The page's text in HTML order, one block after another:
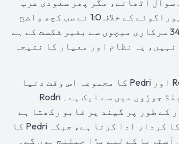
کے خلاف 4:0 اور یوراگوئے کے خلاف 1:0 نے سب کچھ واضح
کر دیا۔ اسپین 34 سرکاری میچوں سے بغیر شکست کے ہے
یہ نظام اور معیار کا نتیجہ
مڈفیلڈ میں Rodri اور Pedri کا مجموعہ اس وقت دنیا
کے بہترین مڈفیلڈ جوڑوں میں سے ایک ہے۔ Rodri
کے طور پر گیند پر قابو رکھتا ہے
اور ڈبل چھلنی کا کردار ادا کرتا ہے، جبکہ Pedri کا
آسٹریا کے لیے بڑا چیلنج ہوں گے۔